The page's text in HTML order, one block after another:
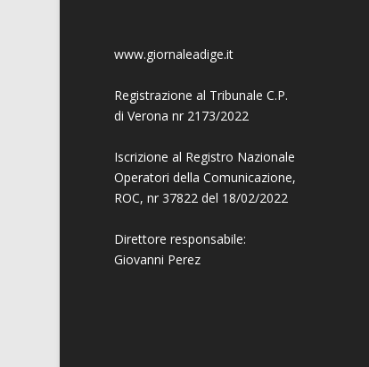
www.giornaleadige.it
Registrazione al Tribunale C.P.
di Verona nr 2173/2022
Iscrizione al Registro Nazionale
Operatori della Comunicazione,
ROC, nr 37822 del 18/02/2022
Direttore responsabile:
Giovanni Perez